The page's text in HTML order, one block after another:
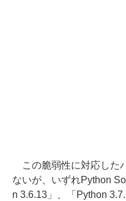
この脆弱性に対応した
ないが、いずれPython
n 3.6.13」、「Python